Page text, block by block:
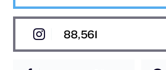
88,561